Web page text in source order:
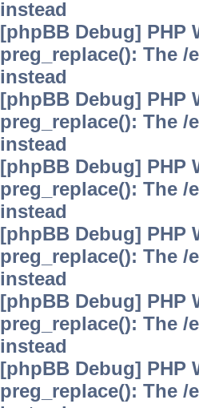
instead
[phpBB Debug] PHP
preg_replace(): The
instead
[phpBB Debug] PHP
preg_replace(): The
instead
[phpBB Debug] PHP
preg_replace(): The
instead
[phpBB Debug] PHP
preg_replace(): The
instead
[phpBB Debug] PHP
preg_replace(): The
instead
[phpBB Debug] PHP
preg_replace(): The